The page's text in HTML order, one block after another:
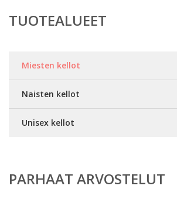
TUOTEALUEET
Miesten kellot
Naisten kellot
Unisex kellot
PARHAAT ARVOSTELUT